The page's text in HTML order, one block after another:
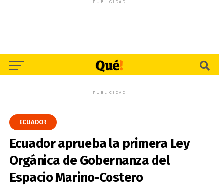
PUBLICIDAD
PUBLICIDAD
ECUADOR
Ecuador aprueba la primera Ley
Orgánica de Gobernanza del
Espacio Marino-Costero